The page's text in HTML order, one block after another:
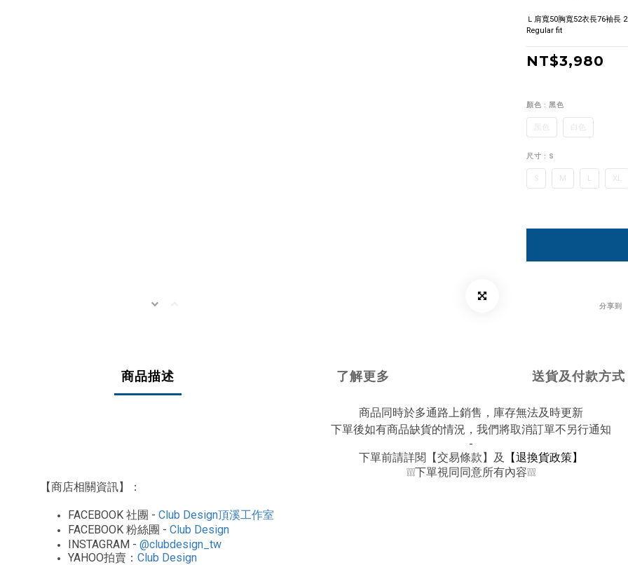
Ｌ肩寬50胸寬52衣長76袖長
Regular fit
NT$3,980
顏色 : 黑色
黑色 白色
尺寸 : S
S M L XL
分享到
商品描述 了解更多 送貨及付款方式
商品同時於多通路上銷售，庫存無法及時更新
下單後如有商品缺貨的情況，我們將取消訂單不另行通知
-
下單前請詳閱【交易條款】及
【退換貨政策】
❕❕❕下單視同同意所有內容❕❕❕
【商店相關資訊】：
FACEBOOK 社團 - Club Design頂溪工作室
FACEBOOK 粉絲團 - Club Design
INSTAGRAM - @clubdesign_tw
YAHOO拍賣： Club Design